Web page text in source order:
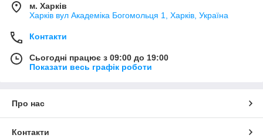
м. Харків
Харків вул Академіка Богомольця 1, Харків, Україна
Контакти
Сьогодні працює з 09:00 до 19:00
Показати весь графік роботи
Про нас
Контакти